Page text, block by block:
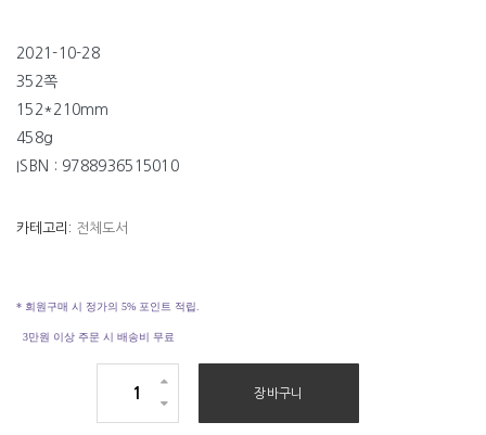
2021-10-28
352쪽
152*210mm
458g
ISBN : 9788936515010
카테고리: 전체도서
* 회원구매 시 정가의 5% 포인트 적립.
3만원 이상 주문 시 배송비 무료
장바구니
게 참된 그리스도인이 될 것인가』(한길사), 『주체는 죽었는가』『자연과 자
유 사이』(문예출판사), 『타인의 얼굴』(문학과지성사), 『도덕은 무엇으로
상적 사유』(서강대학교출판부), 『종교개혁과 학문』(SFC출판부), 『묻고 답
영혼·정신』『급변하는 흐름 속의 문화』(서광사)가 있다.
_ ‘머리말’
P. 20